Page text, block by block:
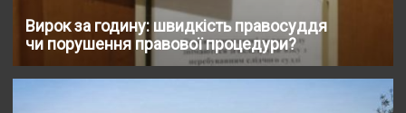
Вирок за годину: швидкість правосуддя
чи порушення правової процедури?